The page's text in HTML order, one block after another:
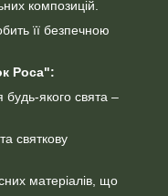
композицій.
її безпечною
Роса":
будь-якого свята –
святкову
матеріалів, що